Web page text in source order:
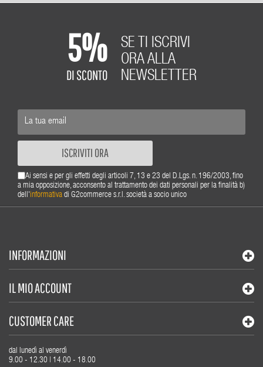
5%
DI SCONTO
SE TI ISCRIVI
ORA ALLA
NEWSLETTER
ISCRIVITI ORA
Ai sensi e per gli effetti degli articoli 7, 13 e 23 del D.Lgs. n. 196/2003, fino
a mia opposizione, acconsento al trattamento dei dati personali per la finalità b)
dell'informativa di G2commerce s.r.l. società a socio unico
INFORMAZIONI
IL MIO ACCOUNT
CUSTOMER CARE
dal lunedì al venerdì
9.00 - 12.30 | 14.00 - 18.00